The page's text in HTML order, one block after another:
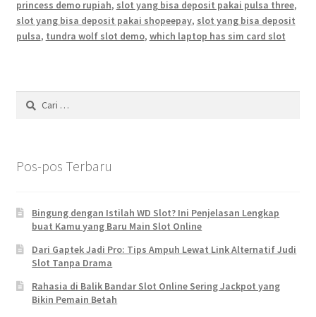
princess demo rupiah, slot yang bisa deposit pakai pulsa three,
slot yang bisa deposit pakai shopeepay, slot yang bisa deposit
pulsa, tundra wolf slot demo, which laptop has sim card slot
Cari
untuk:
Pos-pos Terbaru
Bingung dengan Istilah WD Slot? Ini Penjelasan Lengkap
buat Kamu yang Baru Main Slot Online
Dari Gaptek Jadi Pro: Tips Ampuh Lewat Link Alternatif Judi
Slot Tanpa Drama
Rahasia di Balik Bandar Slot Online Sering Jackpot yang
Bikin Pemain Betah